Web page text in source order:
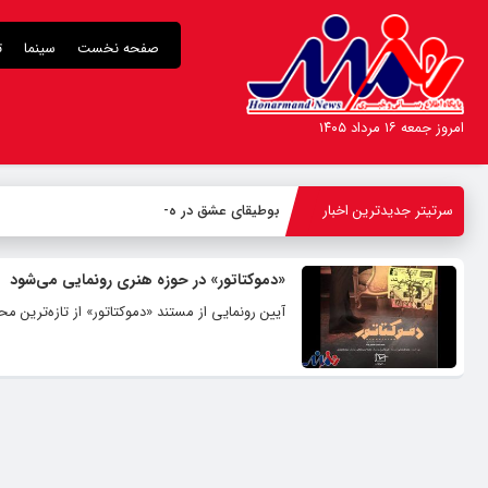
صفحه نخست سینما
امروز جمعه ۱۶ مرداد ۱۴۰۵
سرتیتر جدیدترین اخبار بوطیقای عشق در هزار
«دموکتاتور» در حوزه هنری رونمایی می‌شود
آیین رونمایی از مستند «دموکتاتور» از